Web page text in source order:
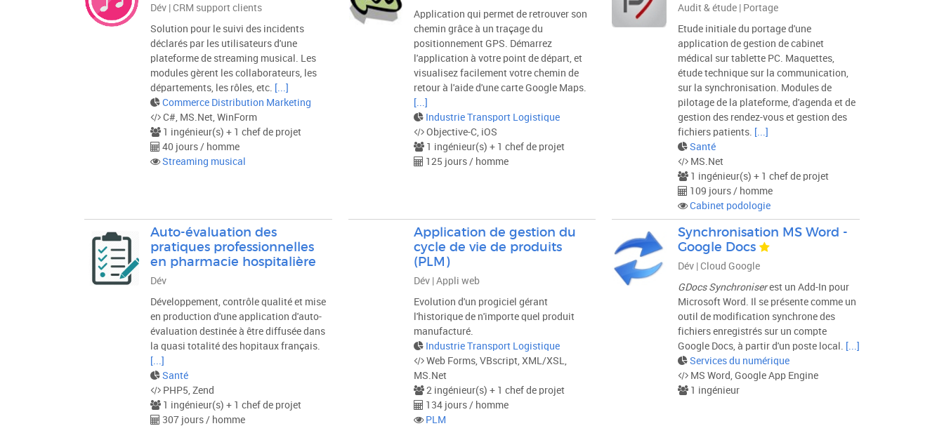
Dév | CRM support clients
Solution pour le suivi des incidents
déclarés par les utilisateurs d'une
plateforme de streaming musical. Les
modules gèrent les collaborateurs, les
départements, les rôles, etc. [...]
Commerce Distribution Marketing
C#, MS.Net, WinForm
1 ingénieur(s) + 1 chef de projet
40 jours / homme
Streaming musical
Application qui permet de retrouver son
chemin grâce à un traçage du
positionnement GPS. Démarrez
l'application à votre point de départ, et
visualisez facilement votre chemin de
retour à l'aide d'une carte Google Maps.
[...]
Industrie Transport Logistique
Objective-C, iOS
1 ingénieur(s) + 1 chef de projet
125 jours / homme
Audit & étude | Portage
Etude initiale du portage d'une
application de gestion de cabinet
médical sur tablette PC. Maquettes,
étude technique sur la communication,
sur la synchronisation. Modules de
pilotage de la plateforme, d'agenda et de
gestion des rendez-vous et gestion des
fichiers patients. [...]
Santé
MS.Net
1 ingénieur(s) + 1 chef de projet
109 jours / homme
Cabinet podologie
Auto-évaluation des
pratiques professionnelles
en pharmacie hospitalière
Dév
Développement, contrôle qualité et mise
en production d'une application d'auto-
évaluation destinée à être diffusée dans
la quasi totalité des hopitaux français.
[...]
Santé
PHP5, Zend
1 ingénieur(s) + 1 chef de projet
307 jours / homme
Application de gestion du
cycle de vie de produits
(PLM)
Dév | Appli web
Evolution d'un progiciel gérant
l'historique de n'importe quel produit
manufacturé.
Industrie Transport Logistique
Web Forms, VBscript, XML/XSL,
MS.Net
2 ingénieur(s) + 1 chef de projet
134 jours / homme
PLM
Synchronisation MS Word -
Google Docs
Dév | Cloud Google
GDocs Synchroniserest un Add-In pour
Microsoft Word. Il se présente comme un
outil de modification synchrone des
fichiers enregistrés sur un compte
Google Docs, à partir d'un poste local. [...]
Services du numérique
MS Word, Google App Engine
1 ingénieur